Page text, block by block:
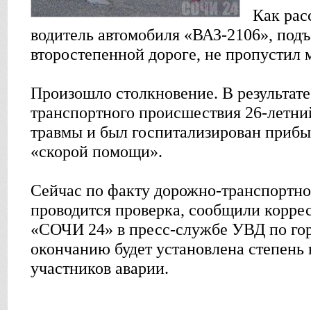
Как
водитель автомобиля «ВАЗ-2106»,
второстепенной дороге, не
Произошло столкновение. В
транспортного происшествия 26-
травмы и был госпитализирован
«скорой помощи».
Сейчас по факту дорожно-
проводится проверка, сообщили
«СОЧИ 24» в пресс-службе УВД по
окончанию будет установлена
участников аварии.